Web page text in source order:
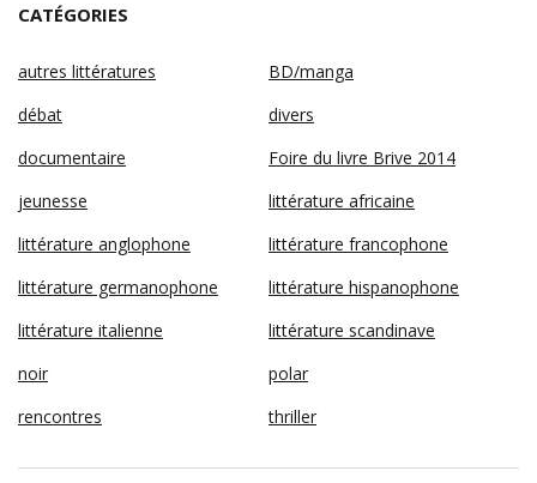
CATÉGORIES
autres littératures
BD/manga
débat
divers
documentaire
Foire du livre Brive 2014
jeunesse
littérature africaine
littérature anglophone
littérature francophone
littérature germanophone
littérature hispanophone
littérature italienne
littérature scandinave
noir
polar
rencontres
thriller